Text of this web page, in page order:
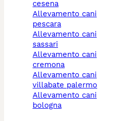
cesena
allevamento cani
pescara
allevamento cani
sassari
allevamento cani
cremona
allevamento cani
villabate palermo
allevamento cani
bologna